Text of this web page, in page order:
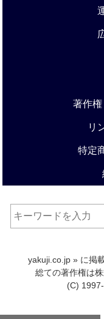
著作
リ
特定
yakuji.co.jp » に掲
総ての著作権は
(C)